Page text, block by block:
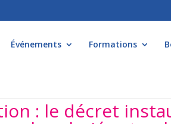
Événements Formations
: le décret